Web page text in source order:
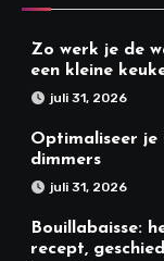
Zo werk je de
een kleine
juli 31, 2026
Optimaliseer je
dimmers
juli 31, 2026
Bouillabaisse:
recept,